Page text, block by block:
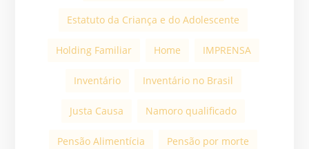
Estatuto da Criança e do Adolescente
Holding Familiar Home IMPRENSA
Inventário Inventário no Brasil
Justa Causa Namoro qualificado
Pensão Alimentícia Pensão por morte